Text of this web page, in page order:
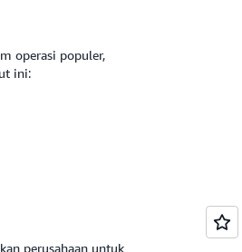
operasi populer,
ini:
perusahaan untuk